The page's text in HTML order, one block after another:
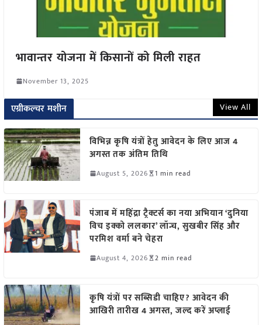
भावान्तर योजना में किसानों को मिली राहत
November 13, 2025
एग्रीकल्चर मशीन View All
विभिन्न कृषि यंत्रों हेतु आवेदन के लिए आज 4
अगस्त तक अंतिम तिथि
August 5, 2026 1 min read
पंजाब में महिंद्रा ट्रैक्टर्स का नया अभियान ‘दुनिया
विच इक्को ललकार’ लॉन्च, सुखबीर सिंह और
परमिश वर्मा बने चेहरा
August 4, 2026 2 min read
कृषि यंत्रों पर सब्सिडी चाहिए? आवेदन की
आखिरी तारीख 4 अगस्त, जल्द करें अप्लाई